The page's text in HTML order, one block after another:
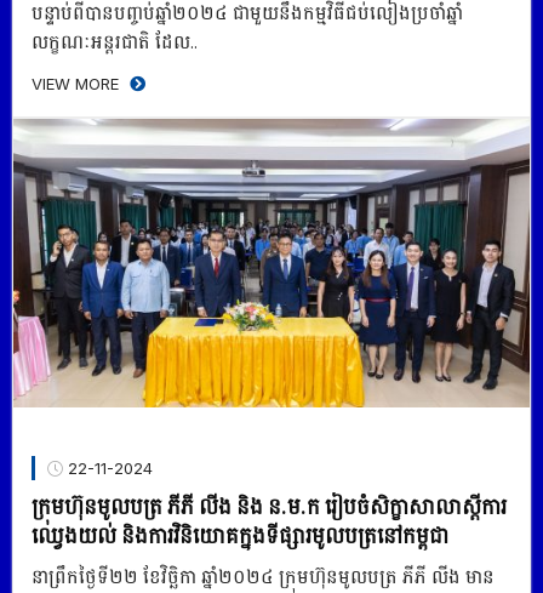
បន្ទាប់ពីបានបញ្ចប់ឆ្នាំ២០២៤ ជាមួយនឹងកម្មវិធីជប់លៀងប្រចាំឆ្នាំ
លក្ខណៈអន្ដរជាតិ ដែល..
VIEW MORE
22-11-2024
ក្រុមហ៊ុនមូលបត្រ ភីភី លីង និង ន.ម.ក រៀបចំសិក្ខាសាលាស្តីការ
ឈ្វេងយល់ និងការវិនិយោគក្នុងទីផ្សារមូលបត្រនៅកម្ពុជា
នាព្រឹកថ្ងៃទី២២ ខែវិច្ឆិកា ឆ្នាំ២០២៤ ក្រុមហ៊ុនមូលបត្រ ភីភី លីង មាន